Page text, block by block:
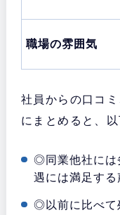
職場の雰囲気
社員からの口コ
にまとめると、以
◎同業他社には
遇には満足する
◎以前に比べて